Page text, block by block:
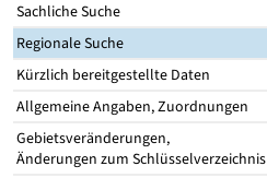
Sachliche Suche
Regionale Suche
Kürzlich bereitgestellte Daten
Allgemeine Angaben, Zuordnungen
Gebietsveränderungen,
Änderungen zum Schlüsselverzeichnis